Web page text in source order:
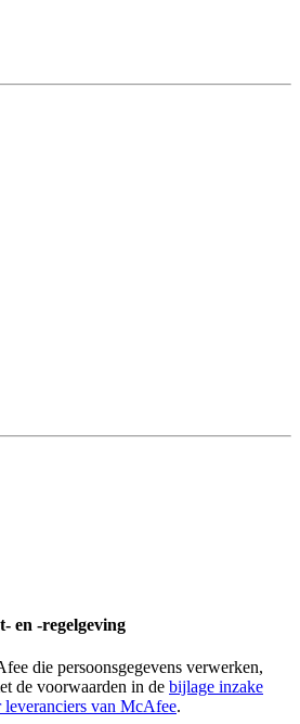
en -regelgeving
die persoonsgegevens verwerken,
de voorwaarden in de bijlage inzake
van McAfee.